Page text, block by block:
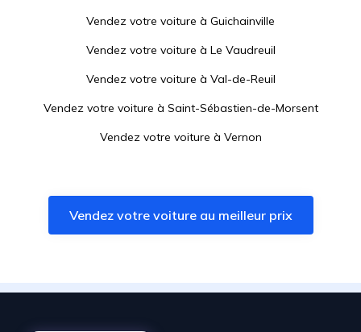
Vendez votre voiture à Guichainville
Vendez votre voiture à Le Vaudreuil
Vendez votre voiture à Val-de-Reuil
Vendez votre voiture à Saint-Sébastien-de-Morsent
Vendez votre voiture à Vernon
Vendez votre voiture àLa Bonneville-sur-Iton
Vendez votre voiture à Pont-de-l'Arche
Vendez votre voiture au meilleur prix